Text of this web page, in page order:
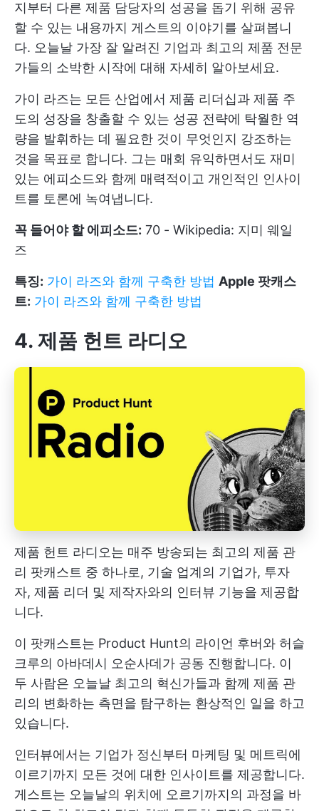
지부터 다른 제품 담당자의 성공을 돕기 위해 공유
할 수 있는 내용까지 게스트의 이야기를 살펴봅니
다. 오늘날 가장 잘 알려진 기업과 최고의 제품 전문
가들의 소박한 시작에 대해 자세히 알아보세요.
가이 라즈는 모든 산업에서 제품 리더십과 제품 주
도의 성장을 창출할 수 있는 성공 전략에 탁월한 역
량을 발휘하는 데 필요한 것이 무엇인지 강조하는
것을 목표로 합니다. 그는 매회 유익하면서도 재미
있는 에피소드와 함께 매력적이고 개인적인 인사이
트를 토론에 녹여냅니다.
꼭 들어야 할 에피소드: 70 - Wikipedia: 지미 웨일
즈
특징: 가이 라즈와 함께 구축한 방법 Apple 팟캐스
트: 가이 라즈와 함께 구축한 방법
4. 제품 헌트 라디오
제품 헌트 라디오는 매주 방송되는 최고의 제품 관
리 팟캐스트 중 하나로, 기술 업계의 기업가, 투자
자, 제품 리더 및 제작자와의 인터뷰 기능을 제공합
니다.
이 팟캐스트는 Product Hunt의 라이언 후버와 허슬
크루의 아바데시 오순사데가 공동 진행합니다. 이
두 사람은 오늘날 최고의 혁신가들과 함께 제품 관
리의 변화하는 측면을 탐구하는 환상적인 일을 하고
있습니다.
인터뷰에서는 기업가 정신부터 마케팅 및 메트릭에
이르기까지 모든 것에 대한 인사이트를 제공합니다.
게스트는 오늘날의 위치에 오르기까지의 과정을 바